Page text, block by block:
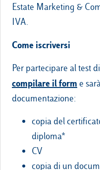
Estate Marketing &
IVA.
Come iscriversi
Per partecipare al test
compilare il form e
documentazione:
copia del
diploma*
CV
copia di un